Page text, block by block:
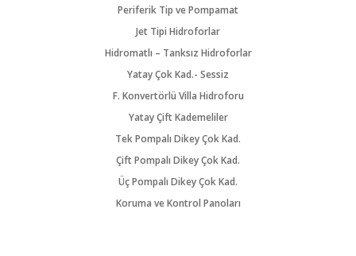
Periferik Tip ve Pompamat
Jet Tipi Hidroforlar
Hidromatlı – Tanksız Hidroforlar
Yatay Çok Kad.- Sessiz
F. Konvertörlü Villa Hidroforu
Yatay Çift Kademeliler
Tek Pompalı Dikey Çok Kad.
Çift Pompalı Dikey Çok Kad.
Üç Pompalı Dikey Çok Kad.
Koruma ve Kontrol Panoları